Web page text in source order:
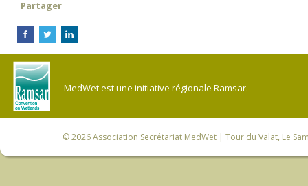
Partager
MedWet est une initiative régionale Ramsar.
© 2026Association Secrétariat MedWet | Tour du Valat, Le